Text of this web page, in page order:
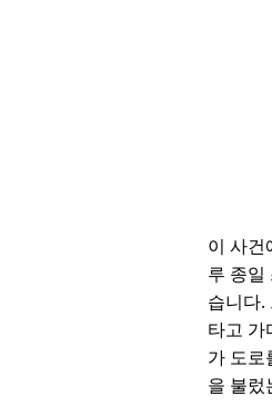
이 사건
루 종일
습니다.
타고 가
가 도로
을 불렀